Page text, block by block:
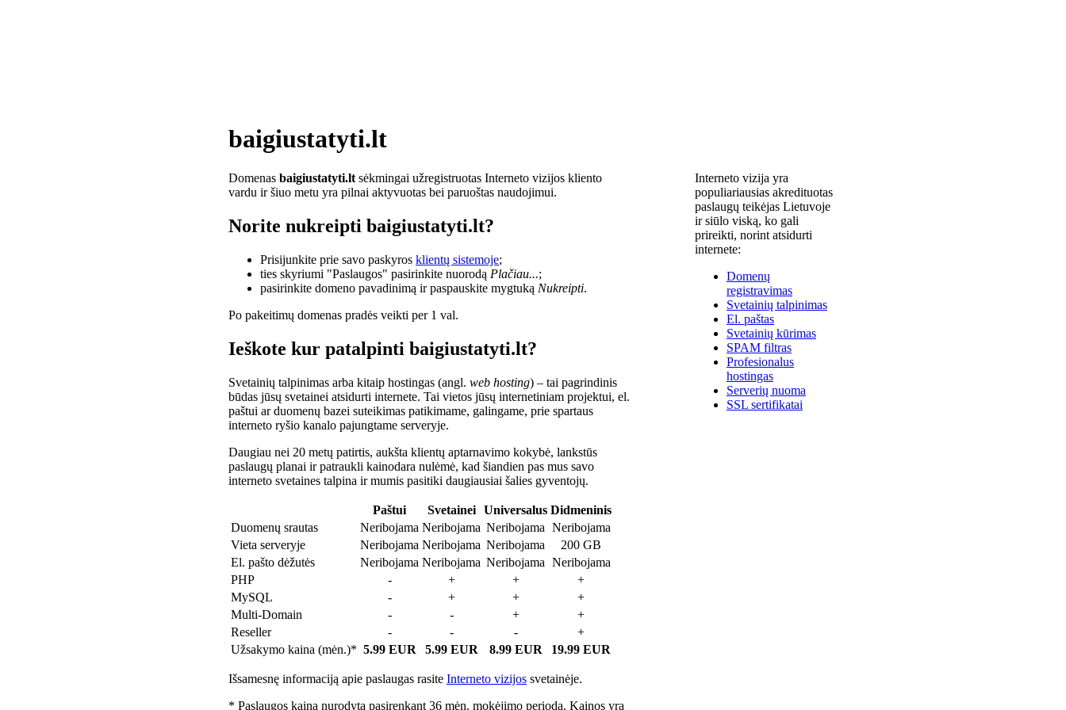
baigiustatyti.lt
Domenas baigiustatyti.lt sėkmingai užregistruotas Interneto vizijos kliento
vardu ir šiuo metu yra pilnai aktyvuotas bei paruoštas naudojimui.
Norite nukreipti baigiustatyti.lt?
Prisijunkite prie savo paskyros klientų sistemoje;
ties skyriumi "Paslaugos" pasirinkite nuorodą Plačiau...;
pasirinkite domeno pavadinimą ir paspauskite mygtuką Nukreipti.
Po pakeitimų domenas pradės veikti per 1 val.
Ieškote kur patalpinti baigiustatyti.lt?
Svetainių talpinimas arba kitaip hostingas (angl. web hosting) – tai pagrindinis
būdas jūsų svetainei atsidurti internete. Tai vietos jūsų internetiniam projektui, el.
paštui ar duomenų bazei suteikimas patikimame, galingame, prie spartaus
interneto ryšio kanalo pajungtame serveryje.
Daugiau nei 20 metų patirtis, aukšta klientų aptarnavimo kokybė, lankstūs
paslaugų planai ir patraukli kainodara nulėmė, kad šiandien pas mus savo
interneto svetaines talpina ir mumis pasitiki daugiausiai šalies gyventojų.
Paštui Svetainei Universalus Didmeninis
Duomenų srautas
Neribojama Neribojama Neribojama Neribojama
Vieta serveryje
Neribojama Neribojama Neribojama
200 GB
El. pašto dėžutės
Neribojama Neribojama Neribojama Neribojama
PHP
- + +
+
MySQL
- + +
+
Multi-Domain
- - +
+
Reseller
- - -
+
Užsakymo kaina (mėn.)* 5.99 EUR 5.99 EUR 8.99 EUR 19.99 EUR
Išsamesnę informaciją apie paslaugas rasite Interneto vizijos svetainėje.
* Paslaugos kaina nurodyta pasirenkant 36 mėn. mokėjimo periodą. Kainos yra
Interneto vizija yra
populiariausias akredituotas
paslaugų teikėjas Lietuvoje
ir siūlo viską, ko gali
prireikti, norint atsidurti
internete:
Domenų
registravimas
Svetainių talpinimas
El. paštas
Svetainių kūrimas
SPAM filtras
Profesionalus
hostingas
Serverių nuoma
SSL sertifikatai